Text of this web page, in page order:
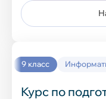
9 класс
Курс по